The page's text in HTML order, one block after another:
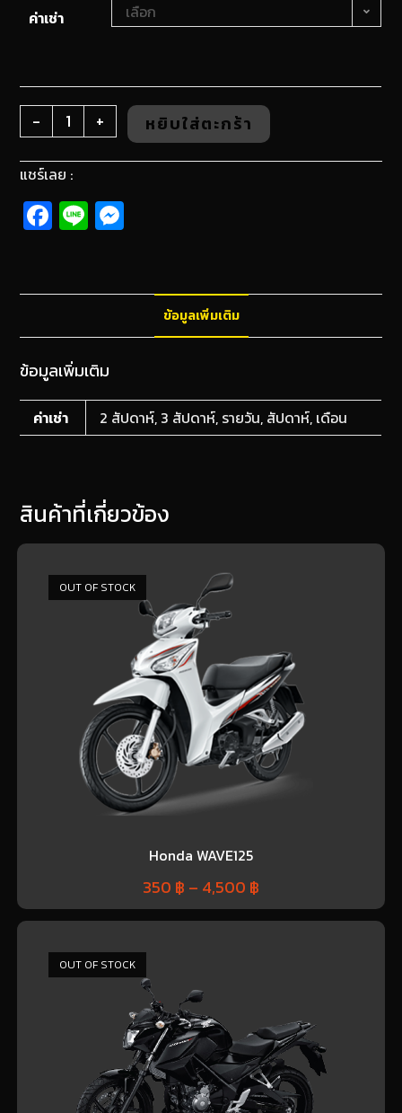
ค่าเช่า เลือก
- + หยิบใส่ตะกร้า
แชร์เลย :
Fa
ce
o
o
k
Li
n
n
g ข้อมูลเพิ่มเติม
ข้อมูลเพิ่มเติม
ค่าเช่า 2 สัปดาห์, 3 สัปดาห์, รายวัน, สัปดาห์, เดือน
สินค้าที่เกี่ยวข้อง
OUT OF STOCK
Honda WAVE125
350 ฿ – 4,500 ฿
OUT OF STOCK